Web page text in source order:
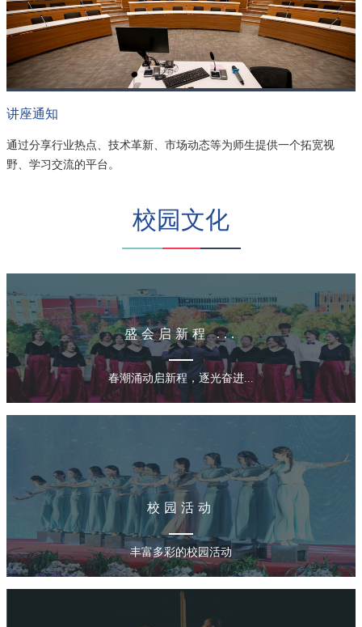
讲座通知
通过分享行业热点、技术革新、市场动态等为师生提供一个拓宽视
野、学习交流的平台。
校园文化
盛会启新程 ...
春潮涌动启新程，逐光奋进...
校园活动
丰富多彩的校园活动